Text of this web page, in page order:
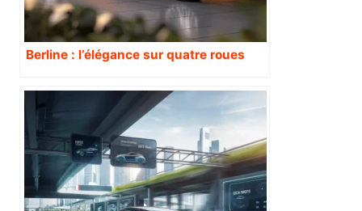
Berline : l’élégance sur quatre roues